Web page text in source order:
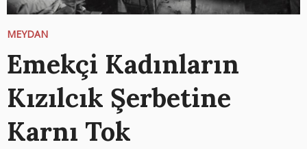
MEYDAN
Emekçi Kadınların
Kızılcık Şerbetine
Karnı Tok